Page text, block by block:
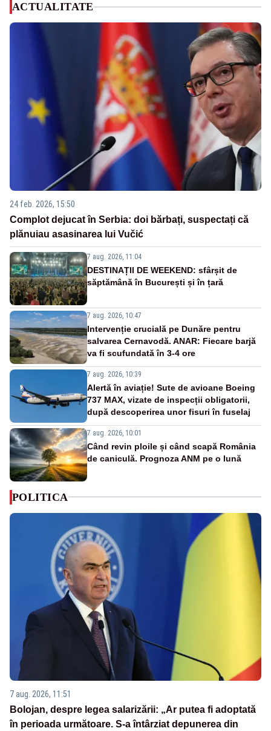
ACTUALITATE
24 feb. 2026, 15:50
Complot dejucat în Serbia: doi bărbați, suspectați că
plănuiau asasinarea lui Vučić
7 aug. 2026, 11:04
DESTINAȚII DE WEEKEND: sfârșit de
săptămână în București și în țară
7 aug. 2026, 10:47
Intervenție crucială pe Dunăre pentru
salvarea Cernavodă. ANAR: Fiecare barjă
va fi scufundată în 3-4 ore
7 aug. 2026, 10:39
Alertă în aviație! Sute de avioane Boeing
737 MAX, vizate de inspecții obligatorii,
după descoperirea unor fisuri în fuselaj
7 aug. 2026, 10:01
Când revin ploile și când scapă România
de caniculă. Prognoza ANM pe o lună
POLITICA
7 aug. 2026, 11:51
Bolojan, despre legea salarizării: „Ar putea fi adoptată
în perioada următoare. S-a întârziat depunerea din